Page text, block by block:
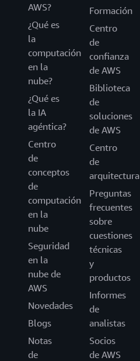
AWS?
¿Qué es
la
computación
en la
nube?
¿Qué es
la IA
agéntica?
Centro
de
conceptos
de
computación
en la
nube
Seguridad
en la
nube de
AWS
Novedades
Blogs
Notas
de
Formación
Centro
de
confianza
de AWS
Biblioteca
de
soluciones
de AWS
Centro
de
arquitectura
Preguntas
frecuentes
sobre
cuestiones
técnicas
y
productos
Informes
de
analistas
Socios
de AWS